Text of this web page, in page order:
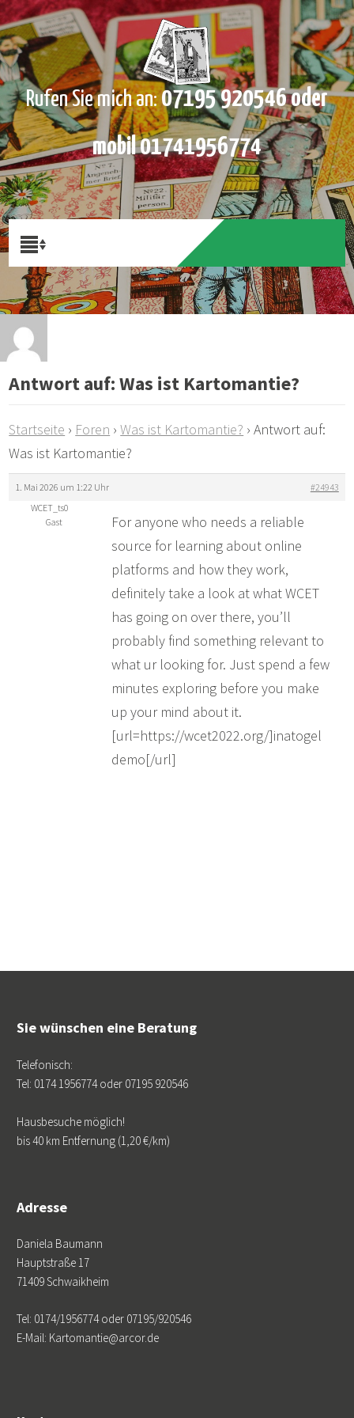
Rufen Sie mich an:07195 920546 oder
mobil 01741956774
Antwort auf: Was ist Kartomantie?
Startseite › Foren › Was ist Kartomantie? › Antwort auf:
Was ist Kartomantie?
1. Mai 2026 um 1:22 Uhr
#24943
WCET_ts0
Gast
For anyone who needs a reliable
source for learning about online
platforms and how they work,
definitely take a look at what WCET
has going on over there, you’ll
probably find something relevant to
what ur looking for. Just spend a few
minutes exploring before you make
up your mind about it.
[url=https://wcet2022.org/]inatogel
demo[/url]
Sie wünschen eine Beratung
Telefonisch:
Tel: 0174 1956774 oder 07195 920546
Hausbesuche möglich!
bis 40 km Entfernung (1,20 €/km)
Adresse
Daniela Baumann
Hauptstraße 17
71409 Schwaikheim
Tel: 0174/1956774 oder 07195/920546
E-Mail: Kartomantie@arcor.de